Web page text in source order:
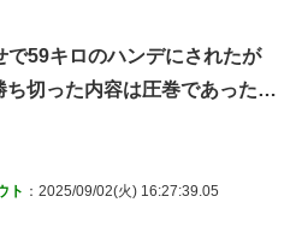
59キロのハンデにされたが
ち切った内容は圧巻であった…
ト ：2025/09/02(火) 16:27:39.05